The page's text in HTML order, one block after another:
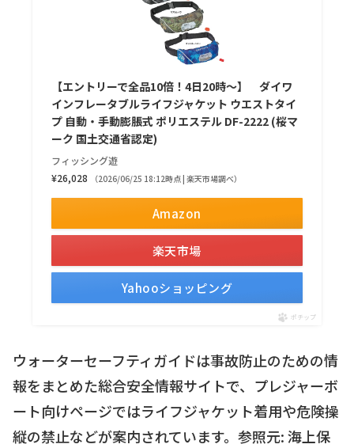
【エントリーで全品10倍！4日20時～】 ダイワ
インフレータブルライフジャケット ウエストタイ
プ 自動・手動膨脹式 ポリエステル DF-2222 (桜マ
ーク 国土交通省認定)
フィッシング遊
¥26,028
（2026/06/25 18:12時点 | 楽天市場調べ）
Amazon
楽天市場
Yahooショッピング
ポチップ
ウォーターセーフティガイドは事故防止のための情
報をまとめた総合安全情報サイトで、プレジャーボ
ート向けページではライフジャケット着用や危険操
縦の禁止などが案内されています。参照元: 海上保